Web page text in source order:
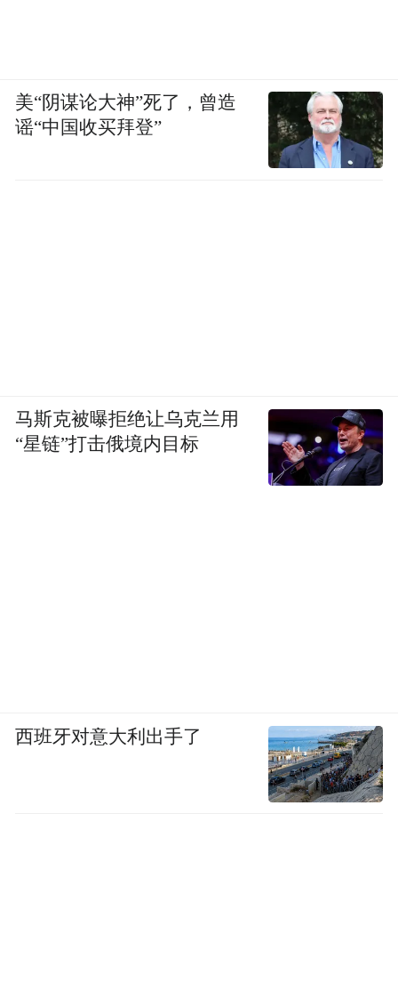
美“阴谋论大神”死了，曾造
谣“中国收买拜登”
马斯克被曝拒绝让乌克兰用
“星链”打击俄境内目标
西班牙对意大利出手了